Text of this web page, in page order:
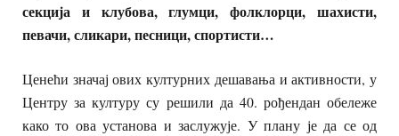
секција и клубова, глумци, фолклорци, шахисти,
певачи, сликари, песници, спортисти…
Ценећи значај ових културних дешавања и активности, у
Центру за културу су решили да 40. рођендан обележе
како то ова установа и заслужује. У плану је да се од